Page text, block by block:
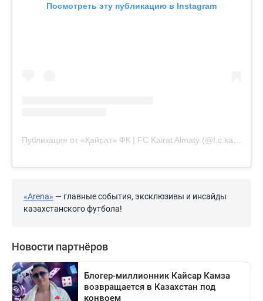
Посмотреть эту публикацию в Instagram
«Arena» — главные события, эксклюзивы и инсайды
казахстанского футбола!